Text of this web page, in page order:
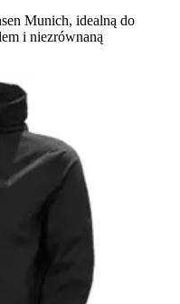
Munich, idealną do
i niezrównaną